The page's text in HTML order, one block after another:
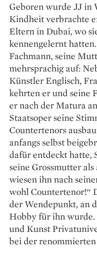
Geboren wurde JJ in
Kindheit verbrachte
Eltern in Dubai, wo
kennengelernt
Fachmann, seine
mehrsprachig auf:
Künstler Englisch,
kehrten er und seine
er nach der Matura
Staatsoper seine
Countertenors
anfangs selbst
dafür entdeckt hatte,
seine Grossmutter
wiesen ihn nach
wohl Countertenor!“
der Wendepunkt, an
Hobby für ihn
und Kunst
bei der